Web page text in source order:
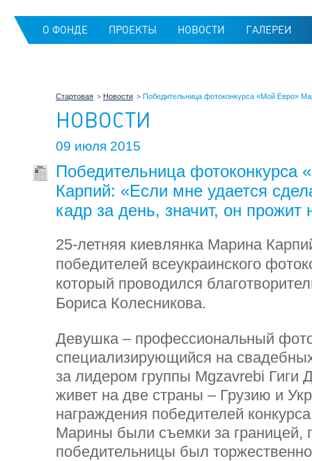
О ФОНДЕ ПРОЕКТЫ НОВОСТИ ГАЛЕРЕИ
Стартовая Новости Победительница фотоконкурса «Мой Евро»
НОВОСТИ
09 июля 2015
Победительница
Карпий: «Если мне удается
кадр за день, значит, он прожит
25-летняя киевлянка Марина
победителей всеукраинского
который проводился
Бориса Колесникова.
Девушка – профессиональный
специализирующийся на
за лидером группы Mgzavrebi Гиги
живет на две страны – Грузию и
награждения победителей
Марины были съемки за границей,
победительницы был